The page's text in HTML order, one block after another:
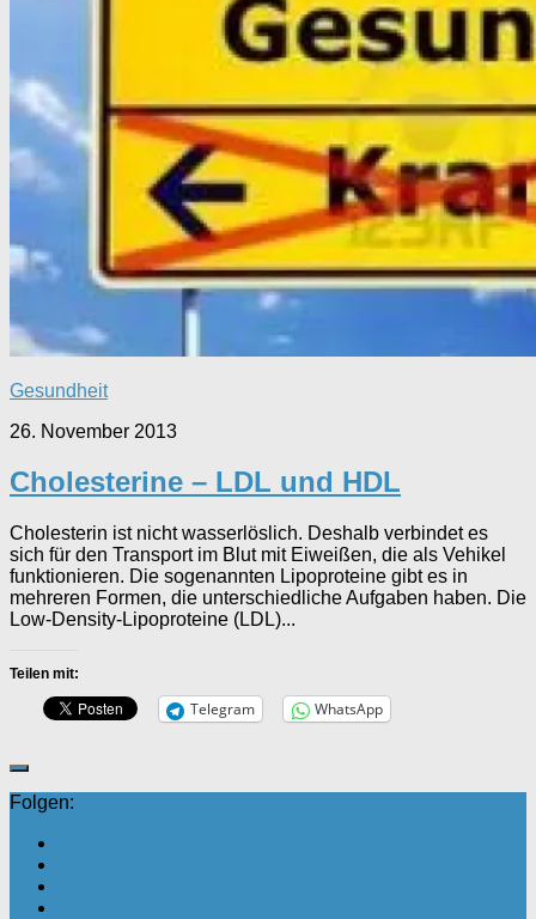
Gesundheit
26. November 2013
Cholesterine – LDL und HDL
Cholesterin ist nicht wasserlöslich. Deshalb verbindet es
sich für den Transport im Blut mit Eiweißen, die als Vehikel
funktionieren. Die sogenannten Lipoproteine gibt es in
mehreren Formen, die unterschiedliche Aufgaben haben. Die
Low-Density-Lipoproteine (LDL)...
Teilen mit:
Telegram WhatsApp
Folgen: